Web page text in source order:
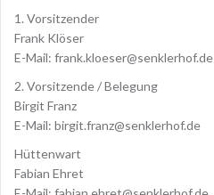
1. Vorsitzender
Frank Klöser
E-Mail: frank.kloeser@senklerhof.de
2. Vorsitzende / Belegung
Birgit Franz
E-Mail: birgit.franz@senklerhof.de
Hüttenwart
Fabian Ehret